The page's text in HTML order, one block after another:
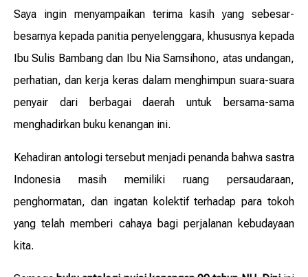
Saya ingin menyampaikan terima kasih yang sebesar-
besarnya kepada panitia penyelenggara, khususnya kepada
Ibu Sulis Bambang dan Ibu Nia Samsihono, atas undangan,
perhatian, dan kerja keras dalam menghimpun suara-suara
penyair dari berbagai daerah untuk bersama-sama
menghadirkan buku kenangan ini.
Kehadiran antologi tersebut menjadi penanda bahwa sastra
Indonesia masih memiliki ruang persaudaraan,
penghormatan, dan ingatan kolektif terhadap para tokoh
yang telah memberi cahaya bagi perjalanan kebudayaan
kita.